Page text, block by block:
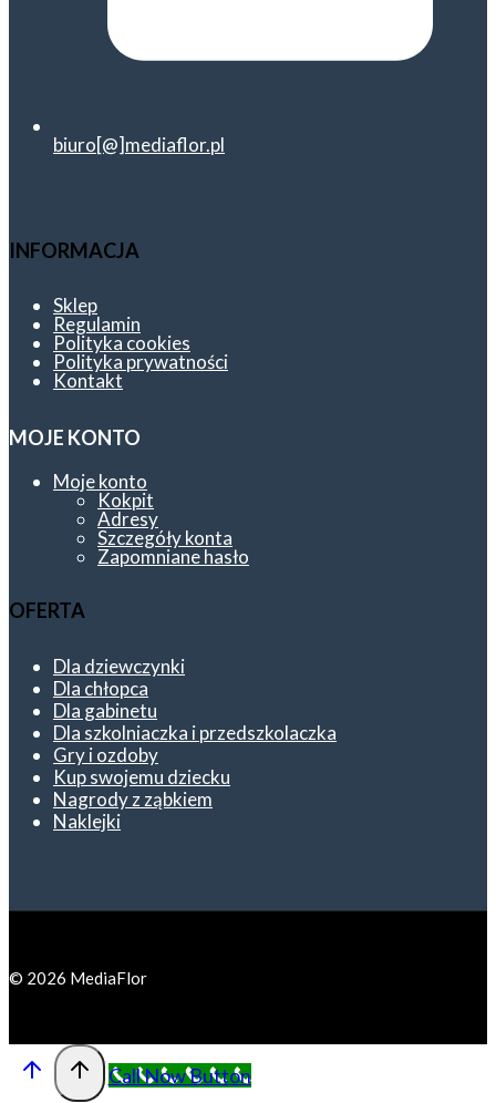
biuro[@]mediaflor.pl
INFORMACJA
Sklep
Regulamin
Polityka cookies
Polityka prywatności
Kontakt
MOJE KONTO
Moje konto
Kokpit
Adresy
Szczegóły konta
Zapomniane hasło
OFERTA
Dla dziewczynki
Dla chłopca
Dla gabinetu
Dla szkolniaczka i przedszkolaczka
Gry i ozdoby
Kup swojemu dziecku
Nagrody z ząbkiem
Naklejki
© 2026 MediaFlor
Call Now Button